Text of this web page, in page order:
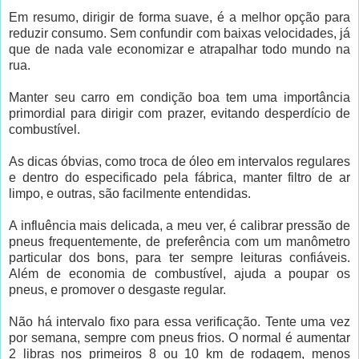
Em resumo, dirigir de forma suave, é a melhor opção para
reduzir consumo. Sem confundir com baixas velocidades, já
que de nada vale economizar e atrapalhar todo mundo na
rua.
Manter seu carro em condição boa tem uma importância
primordial para dirigir com prazer, evitando desperdício de
combustível.
As dicas óbvias, como troca de óleo em intervalos regulares
e dentro do especificado pela fábrica, manter filtro de ar
limpo, e outras, são facilmente entendidas.
A influência mais delicada, a meu ver, é calibrar pressão de
pneus frequentemente, de preferência com um manômetro
particular dos bons, para ter sempre leituras confiáveis.
Além de economia de combustível, ajuda a poupar os
pneus, e promover o desgaste regular.
Não há intervalo fixo para essa verificação. Tente uma vez
por semana, sempre com pneus frios. O normal é aumentar
2 libras nos primeiros 8 ou 10 km de rodagem, menos